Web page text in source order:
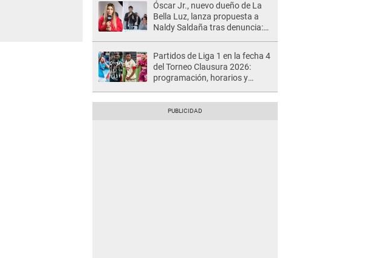
Óscar Jr., nuevo dueño de La
Bella Luz, lanza propuesta a
Naldy Saldaña tras denuncia:
Partidos de Liga 1 en la fecha 4
del Torneo Clausura 2026:
programación, horarios y